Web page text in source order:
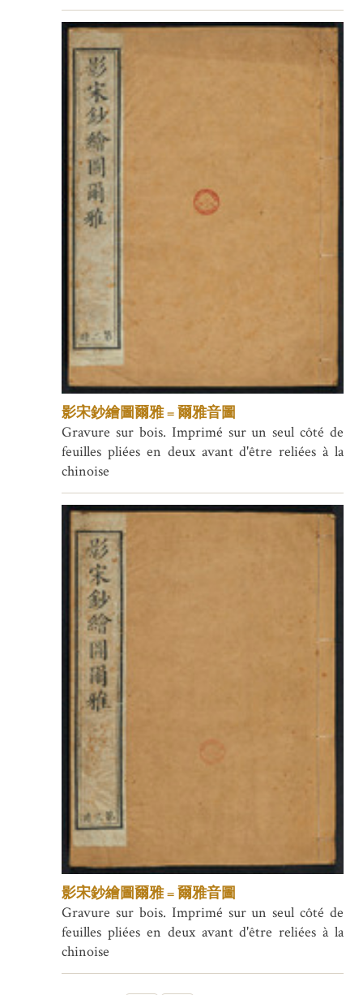
影宋鈔繪圖爾雅 = 爾雅音圖
Gravure sur bois. Imprimé sur un seul côté de
feuilles pliées en deux avant d'être reliées à la
chinoise
影宋鈔繪圖爾雅 = 爾雅音圖
Gravure sur bois. Imprimé sur un seul côté de
feuilles pliées en deux avant d'être reliées à la
chinoise